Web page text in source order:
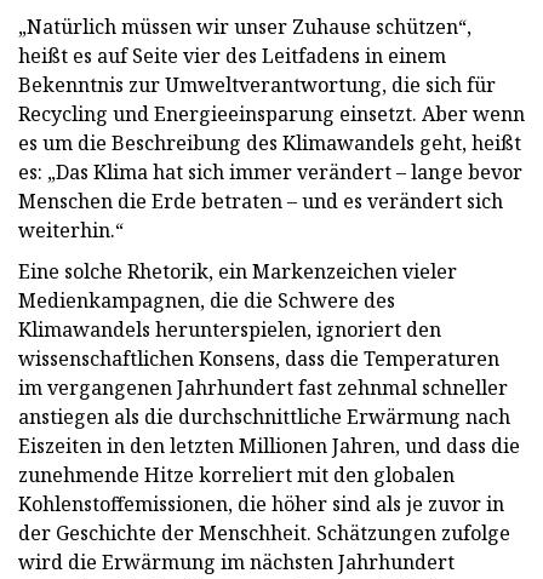
„Natürlich müssen wir unser Zuhause schützen“,
heißt es auf Seite vier des Leitfadens in einem
Bekenntnis zur Umweltverantwortung, die sich für
Recycling und Energieeinsparung einsetzt. Aber wenn
es um die Beschreibung des Klimawandels geht, heißt
es: „Das Klima hat sich immer verändert – lange bevor
Menschen die Erde betraten – und es verändert sich
weiterhin.“
Eine solche Rhetorik, ein Markenzeichen vieler
Medienkampagnen, die die Schwere des
Klimawandels herunterspielen, ignoriert den
wissenschaftlichen Konsens, dass die Temperaturen
im vergangenen Jahrhundert fast zehnmal schneller
anstiegen als die durchschnittliche Erwärmung nach
Eiszeiten in den letzten Millionen Jahren, und dass die
zunehmende Hitze korreliert mit den globalen
Kohlenstoffemissionen, die höher sind als je zuvor in
der Geschichte der Menschheit. Schätzungen zufolge
wird die Erwärmung im nächsten Jahrhundert